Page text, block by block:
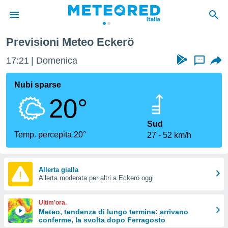
di
per
le
di
Web
le
Previsioni Meteo Eckerö
17:21 Domenica ...
Nubi sparse
20°
Temp. percepita 20°
Sud
27
52 km/h
Allerta gialla
Allerta moderata per altri a Eckerö oggi
Ultim'ora.
Meteo, tendenza di lungo termine: arrivano
conferme, la svolta dopo Ferragosto